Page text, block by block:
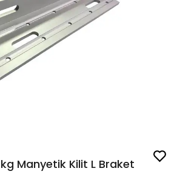
Manyetik Kilit L Braket